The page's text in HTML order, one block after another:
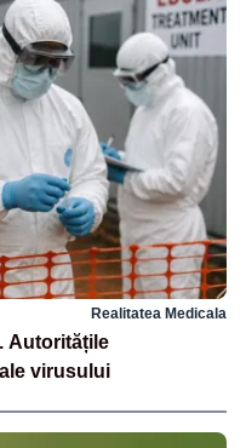
Realitatea Medicala
Autoritățile
virusului